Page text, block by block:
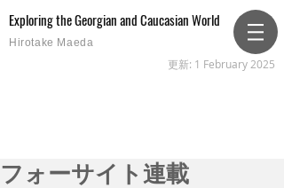
Exploring the Georgian and Caucasian World
Hirotake Maeda
更新: 1 February 2025
フォーサイト連載